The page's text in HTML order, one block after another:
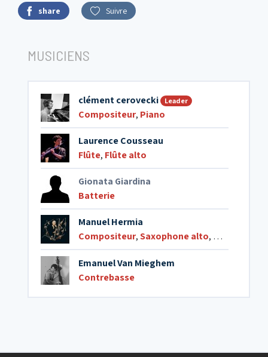
share Suivre
MUSICIENS
clément cerovecki Leader
Compositeur, Piano
Laurence Cousseau
Flûte, Flûte alto
Gionata Giardina
Batterie
Manuel Hermia
Compositeur,Saxophone alto, Saxophone
Emanuel Van Mieghem
Contrebasse